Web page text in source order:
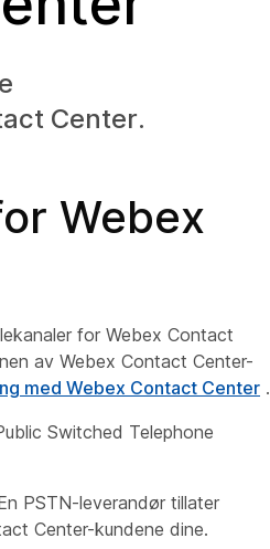
Center.
Webex
for Webex Contact
av Webex Contact Center-
med Webex Contact Center .
Switched Telephone
PSTN-leverandør tillater
Center-kundene dine.